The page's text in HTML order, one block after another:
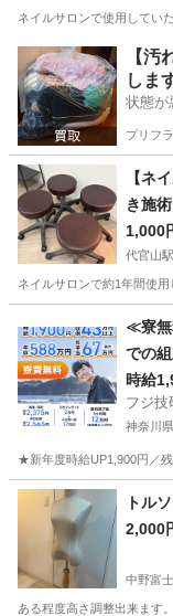
ネイルサロンで使用してい
東京 渋谷区 代官
【汚
しま
状態が
プリフラ
【ネ
き施
1,000
代官山駅
ネイルサロンで約1年間使
代官
≪寮無
での
時給
フジ技
神奈川
★新年度時給UP1,900円／
神奈川 藤沢市
トル
2,000
中野富
ある程度高さ調整出来ます